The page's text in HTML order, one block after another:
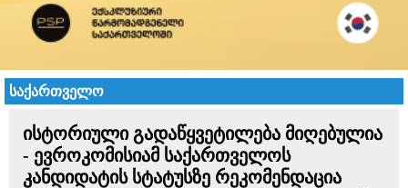
საქართველო
ისტორიული გადაწყვეტილება მიღებულია
- ევროკომისიამ საქართველოს
კანდიდატის სტატუსზე რეკომენდაცია